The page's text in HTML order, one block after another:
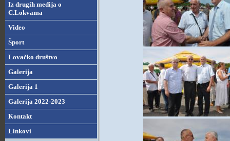
Iz drugih medija o
C.Lokvama
Video
Šport
Lovačko društvo
Galerija
Galerija 1
Galerija 2022-2023
Kontakt
Linkovi